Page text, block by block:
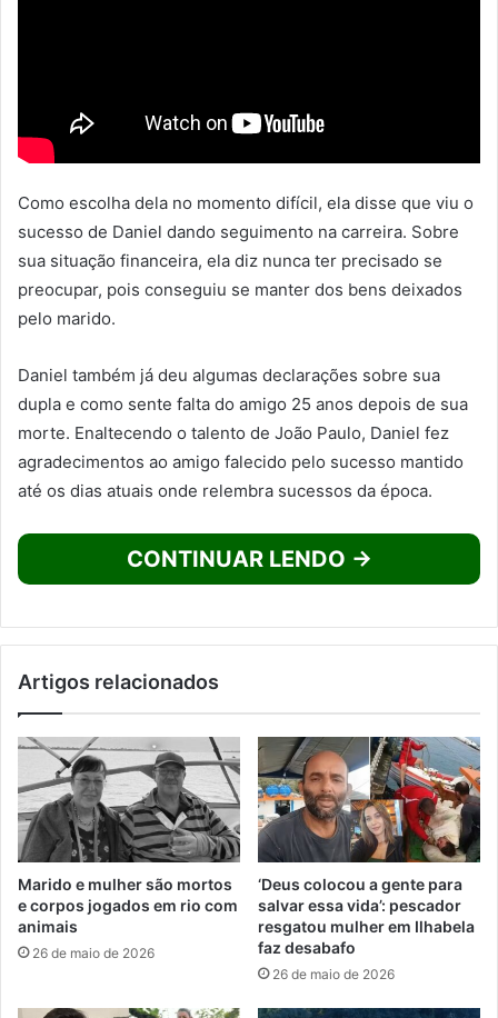
Como escolha dela no momento difícil, ela disse que viu o
sucesso de Daniel dando seguimento na carreira. Sobre
sua situação financeira, ela diz nunca ter precisado se
preocupar, pois conseguiu se manter dos bens deixados
pelo marido.
Daniel também já deu algumas declarações sobre sua
dupla e como sente falta do amigo 25 anos depois de sua
morte. Enaltecendo o talento de João Paulo, Daniel fez
agradecimentos ao amigo falecido pelo sucesso mantido
até os dias atuais onde relembra sucessos da época.
CONTINUAR LENDO →
Artigos relacionados
Marido e mulher são mortos
e corpos jogados em rio com
animais
26 de maio de 2026
‘Deus colocou a gente para
salvar essa vida’: pescador
resgatou mulher em Ilhabela
faz desabafo
26 de maio de 2026